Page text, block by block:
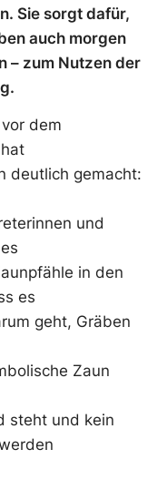
Sie sorgt dafür,
auch morgen
– zum Nutzen der
dem
deutlich gemacht:
und
in den
es
geht, Gräben
Zaun
steht und kein